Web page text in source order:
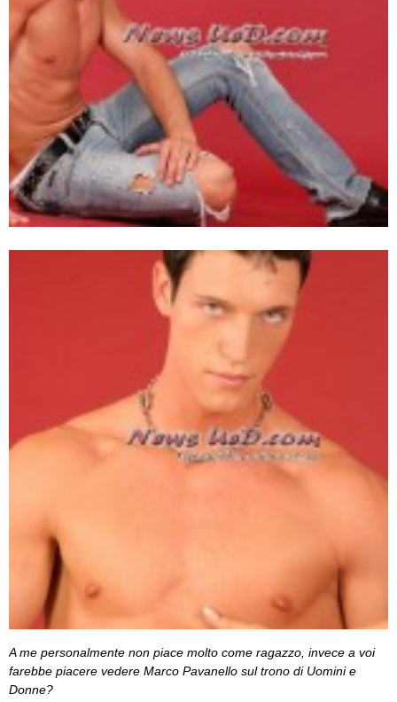
A me personalmente non piace molto come ragazzo, invece a voi
farebbe piacere vedere Marco Pavanello sul trono di Uomini e
Donne?